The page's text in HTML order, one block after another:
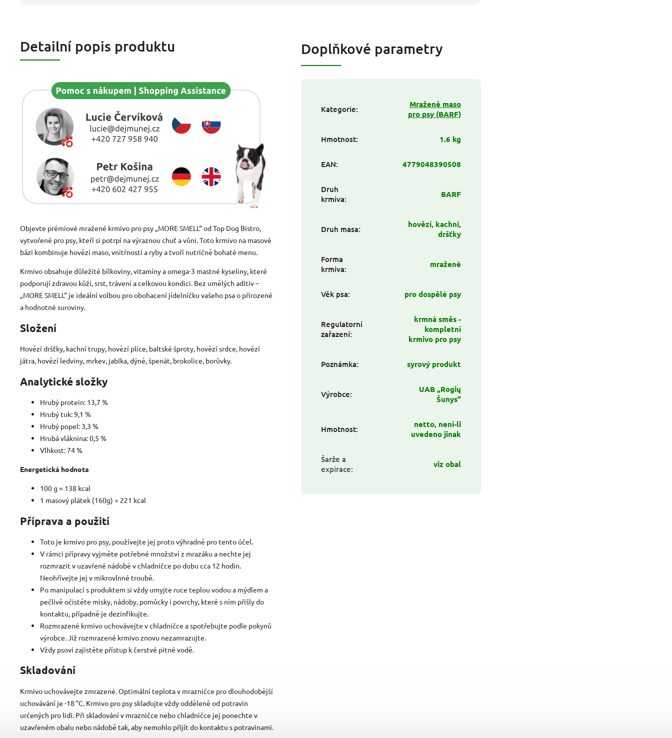
Detailní popis produktu
Objevte prémiové mražené krmivo pro psy „MORE SMELL“ od Top Dog Bistro,
vytvořené pro psy, kteří si potrpí na výraznou chuť a vůni. Toto krmivo na masové
bázi kombinuje hovězí maso, vnitřnosti a ryby a tvoří nutričně bohaté menu.
Krmivo obsahuje důležité bílkoviny, vitamíny a omega-3 mastné kyseliny, které
podporují zdravou kůži, srst, trávení a celkovou kondici. Bez umělých aditiv –
„MORE SMELL“ je ideální volbou pro obohacení jídelníčku vašeho psa o přirozené
a hodnotné suroviny.
Složení
Hovězí dršťky, kachní trupy, hovězí plíce, baltské šproty, hovězí srdce, hovězí
játra, hovězí ledviny, mrkev, jablka, dýně, špenát, brokolice, borůvky.
Analytické složky
Hrubý protein: 13,7 %
Hrubý tuk: 9,1 %
Hrubý popel: 3,3 %
Hrubá vláknina: 0,5 %
Vlhkost: 74 %
Energetická hodnota
100 g = 138 kcal
1 masový plátek (160g) = 221 kcal
Příprava a použití
Toto je krmivo pro psy, používejte jej proto výhradně pro tento účel.
V rámci přípravy vyjměte potřebné množství z mrazáku a nechte jej
rozmrazit v uzavřené nádobě v chladničce po dobu cca 12 hodin.
Neohřívejte jej v mikrovlnné troubě.
Po manipulaci s produktem si vždy umyjte ruce teplou vodou a mýdlem a
pečlivě očistěte misky, nádoby, pomůcky i povrchy, které s ním přišly do
kontaktu, případně je dezinfikujte.
Rozmrazené krmivo uchovávejte v chladničce a spotřebujte podle pokynů
výrobce. Již rozmrazené krmivo znovu nezamrazujte.
Vždy psovi zajistěte přístup k čerstvé pitné vodě.
Skladování
Krmivo uchovávejte zmrazené. Optimální teplota v mrazničce pro dlouhodobější
uchovávání je -18 °C. Krmivo pro psy skladujte vždy odděleně od potravin
určených pro lidi. Při skladování v mrazničce nebo chladničce jej ponechte v
uzavřeném obalu nebo nádobě tak, aby nemohlo přijít do kontaktu s potravinami.
Doplňkové parametry
Kategorie:
Mražené maso
pro psy (BARF)
Hmotnost: 1.6 kg
EAN: 4779048390508
Druh
krmiva: BARF
Druh masa:
hovězí, kachní,
dršťky
Forma
krmiva: mražené
Věk psa: pro dospělé psy
Regulatorní
zařazení:
krmná směs -
kompletní
krmivo pro psy
Poznámka: syrový produkt
Výrobce:
UAB „Rogių
Šunys“
Hmotnost:
netto, není-li
uvedeno jinak
Šarže a
expirace: viz obal